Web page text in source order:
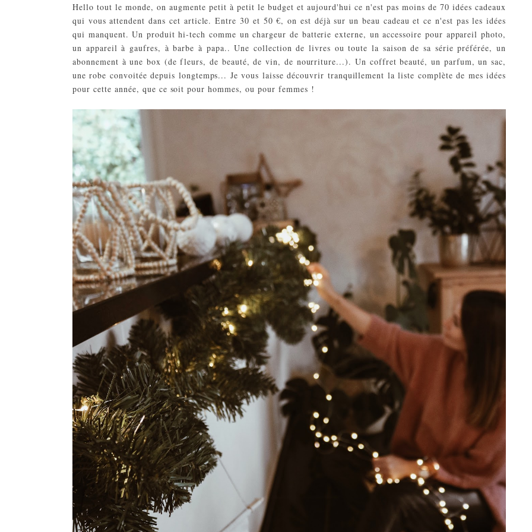
Hello tout le monde, on augmente petit à petit le budget et aujourd'hui ce n'est pas moins de 70 idées cadeaux
qui vous attendent dans cet article. Entre 30 et 50 €, on est déjà sur un beau cadeau et ce n'est pas les idées
qui manquent. Un produit hi-tech comme un chargeur de batterie externe, un accessoire pour appareil photo,
un appareil à gaufres, à barbe à papa.. Une collection de livres ou toute la saison de sa série préférée, un
abonnement à une box (de fleurs, de beauté, de vin, de nourriture...). Un coffret beauté, un parfum, un sac,
une robe convoitée depuis longtemps... Je vous laisse découvrir tranquillement la liste complète de mes idées
pour cette année, que ce soit pour hommes, ou pour femmes !